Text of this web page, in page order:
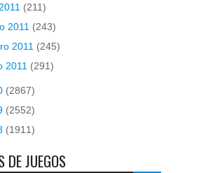
(211)
2011 (243)
2011 (245)
2011 (291)
(2867)
(2552)
(1911)
DE JUEGOS